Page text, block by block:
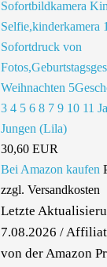
Sofortbildkamera
Selfie,kinderkamera
Sofortdruck von
Weihnachten
3 4 5 6 8 7 9 10 11
Jungen (Lila)
30,60 EUR
Bei Amazon kaufen
zzgl. Versandkosten
Letzte
7.08.2026 /
von der Amazon